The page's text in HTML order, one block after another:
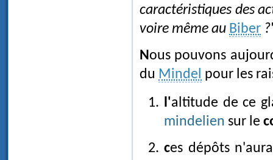
caractéristiques des
voire même au Biber ?
Nous pouvons aujourd'hui affirmer qu'il ne peut s'agir que d'un appareil
du Mindel pour les
l'altitude de ce
mindelien sur le
ces dépôts